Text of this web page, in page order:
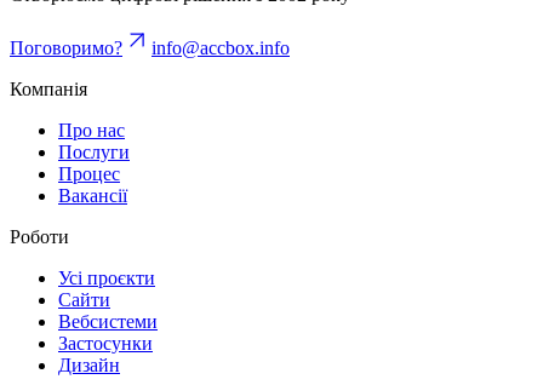
Поговоримо?
info@accbox.info
Компанія
Про нас
Послуги
Процес
Вакансії
Роботи
Усі проєкти
Сайти
Вебсистеми
Застосунки
Дизайн